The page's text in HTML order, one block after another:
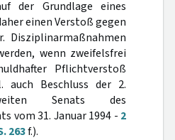
der Grundlage eines
einen Verstoß gegen
Disziplinarmaßnahmen
wenn zweifelsfrei
Pflichtverstoß
auch Beschluss der 2.
Senats des
vom 31. Januar 1994 - 2
263f.).